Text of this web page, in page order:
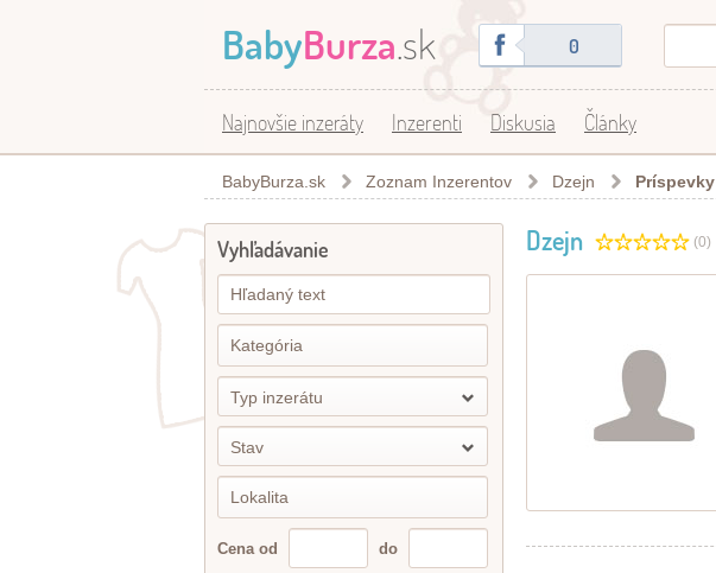
BabyBurza.sk 0
Najnovšie inzeráty Inzerenti Diskusia Články
BabyBurza.sk Zoznam Inzerentov Dzejn Príspevky
Vyhľadávanie
Typ inzerátu
Stav
Cena od do
Dzejn (0)